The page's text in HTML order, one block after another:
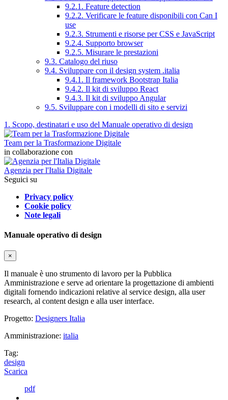
9.2.1. Feature detection
9.2.2. Verificare le feature disponibili con Can I
use
9.2.3. Strumenti e risorse per CSS e JavaScript
9.2.4. Supporto browser
9.2.5. Misurare le prestazioni
9.3. Catalogo del riuso
9.4. Sviluppare con il design system .italia
9.4.1. Il framework Bootstrap Italia
9.4.2. Il kit di sviluppo React
9.4.3. Il kit di sviluppo Angular
9.5. Sviluppare con i modelli di sito e servizi
1. Scopo, destinatari e uso del Manuale operativo di design
Team per la Trasformazione Digitale
in collaborazione con
Agenzia per l'Italia Digitale
Seguici su
Privacy policy
Cookie policy
Note legali
Manuale operativo di design
×
Il manuale è uno strumento di lavoro per la Pubblica
Amministrazione e serve ad orientare la progettazione di ambienti
digitali fornendo indicazioni relative al service design, alla user
research, al content design e alla user interface.
Progetto: Designers Italia
Amministrazione: italia
Tag:
design
Scarica
pdf